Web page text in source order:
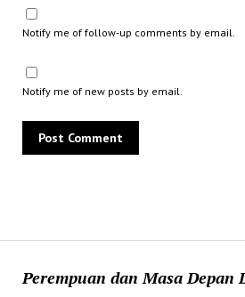
Perempuan dan Masa Depan
Notify me of follow-up comments by email.
Notify me of new posts by email.